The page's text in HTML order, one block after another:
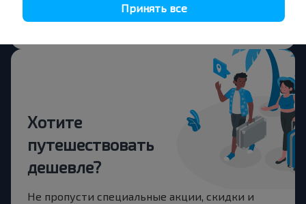
Купить
Хотите
путешествовать
дешевле?
Не пропусти специальные акции, скидки и
Принять все